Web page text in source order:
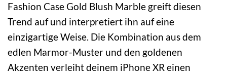
Fashion Case Gold Blush Marble greift diesen
Trend auf und interpretiert ihn auf eine
einzigartige Weise. Die Kombination aus dem
edlen Marmor-Muster und den goldenen
Akzenten verleiht deinem iPhone XR einen